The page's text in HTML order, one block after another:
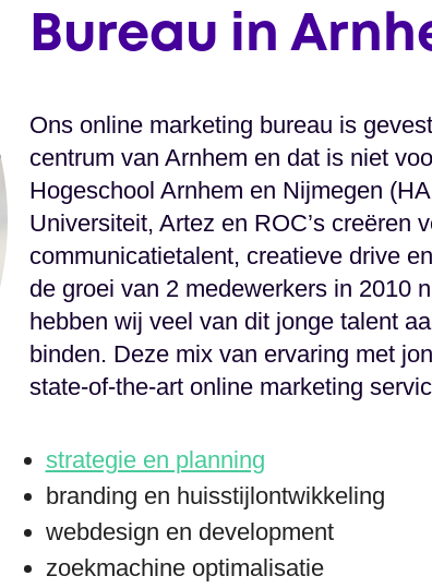
Bureau in
Ons online marketing bureau is
centrum van Arnhem en dat is niet
Hogeschool Arnhem en Nijmegen
Universiteit, Artez en ROC’s creëren
communicatietalent, creatieve drive
de groei van 2 medewerkers in 2010
hebben wij veel van dit jonge talent
binden. Deze mix van ervaring met
state-of-the-art online marketing
strategie en planning
branding en huisstijlontwikkeling
webdesign en development
zoekmachine optimalisatie